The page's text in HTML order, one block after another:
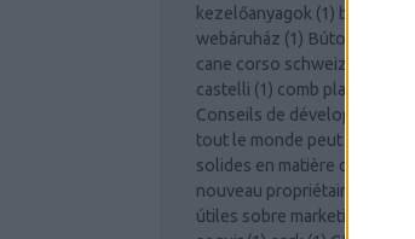
kezelőanyagok (1) brut
webáruház (1) Bútor
cane corso schweiz
castelli (1) comb plasztika
Conseils de
tout le monde peut essayer !
solides en matière demail
nouveau propriétaire
útiles sobre marketing en